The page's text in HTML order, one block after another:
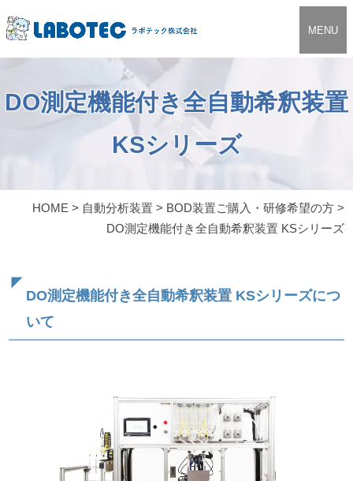
MENU
DO測定機能付き全自動希釈装置
KSシリーズ
HOME > 自動分析装置 > BOD装置ご購入・研修希望の方>
DO測定機能付き全自動希釈装置 KSシリーズ
DO測定機能付き全自動希釈装置 KSシリーズにつ
いて